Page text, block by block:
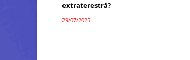
extraterestră?
29/07/2025